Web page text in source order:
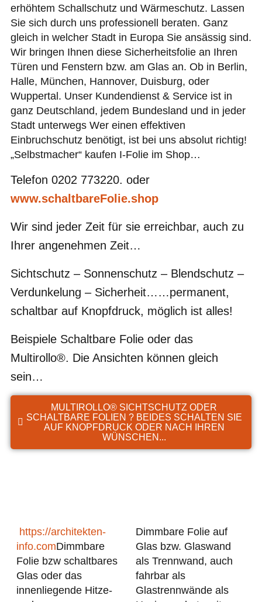
erhöhtem Schallschutz und Wärmeschutz. Lassen
Sie sich durch uns professionell beraten. Ganz
gleich in welcher Stadt in Europa Sie ansässig sind.
Wir bringen Ihnen diese Sicherheitsfolie an Ihren
Türen und Fenstern bzw. am Glas an. Ob in Berlin,
Halle, München, Hannover, Duisburg, oder
Wuppertal. Unser Kundendienst & Service ist in
ganz Deutschland, jedem Bundesland und in jeder
Stadt unterwegs Wer einen effektiven
Einbruchschutz benötigt, ist bei uns absolut richtig!
„Selbstmacher“ kaufen I-Folie im Shop…
Telefon 0202 773220. oder
www.schaltbareFolie.shop
Wir sind jeder Zeit für sie erreichbar, auch zu
Ihrer angenehmen Zeit…
Sichtschutz – Sonnenschutz – Blendschutz –
Verdunkelung – Sicherheit……permanent,
schaltbar auf Knopfdruck, möglich ist alles!
Beispiele Schaltbare Folie oder das
Multirollo®. Die Ansichten können gleich
sein…
MULTIROLLO® SICHTSCHUTZ ODER
SCHALTBARE FOLIEN ? BEIDES SCHALTEN SIE
AUF KNOPFDRUCK ODER NACH IHREN
WÜNSCHEN...
https://architekten-
info.comDimmbare
Folie bzw schaltbares
Glas oder das
innenliegende Hitze-
Dimmbare Folie auf
Glas bzw. Glaswand
als Trennwand, auch
fahrbar als
Glastrennwände als